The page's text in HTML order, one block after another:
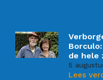
de hele
5
Lees